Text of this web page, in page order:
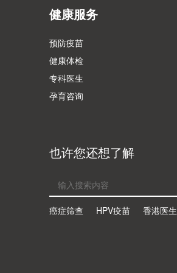
健康服务
预防疫苗
健康体检
专科医生
孕育咨询
也许您还想了解
癌症筛查 HPV疫苗 香港医生